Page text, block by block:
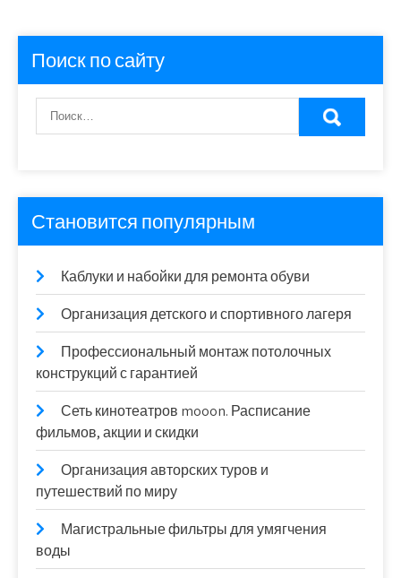
Поиск по сайту
Становится популярным
Каблуки и набойки для ремонта обуви
Организация детского и спортивного лагеря
Профессиональный монтаж потолочных
конструкций с гарантией
Сеть кинотеатров mooon. Расписание
фильмов, акции и скидки
Организация авторских туров и
путешествий по миру
Магистральные фильтры для умягчения
воды